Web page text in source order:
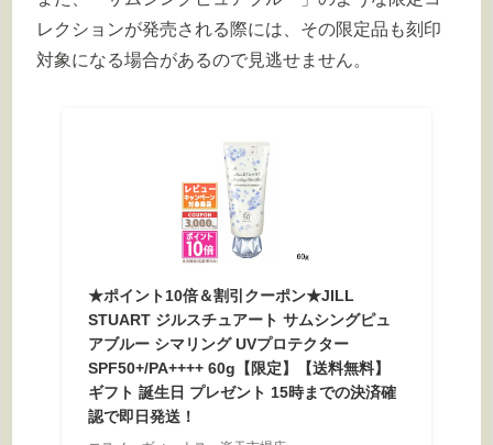
レクションが発売される際には、その限定品も刻印
対象になる場合があるので見逃せません。
★ポイント10倍＆割引クーポン★JILL
STUART ジルスチュアート サムシングピュ
アブルー シマリング UVプロテクター
SPF50+/PA++++ 60g【限定】【送料無料】
ギフト 誕生日 プレゼント 15時までの決済確
認で即日発送！